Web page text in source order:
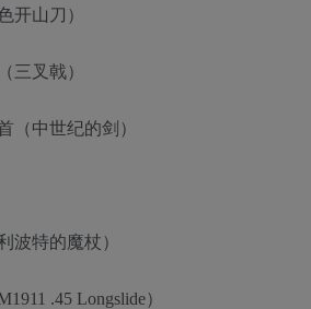
开山刀）
三叉戟）
（中世纪的剑）
波特的魔杖）
.45 Longslide）